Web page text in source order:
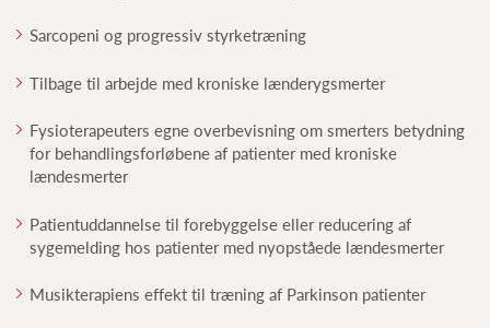
Sarcopeni og progressiv styrketræning
Tilbage til arbejde med kroniske lænderygsmerter
Fysioterapeuters egne overbevisning om smerters betydning
for behandlingsforløbene af patienter med kroniske
lændesmerter
Patientuddannelse til forebyggelse eller reducering af
sygemelding hos patienter med nyopståede lændesmerter
Musikterapiens effekt til træning af Parkinson patienter